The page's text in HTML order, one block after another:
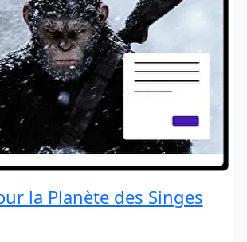
la Planète des Singes